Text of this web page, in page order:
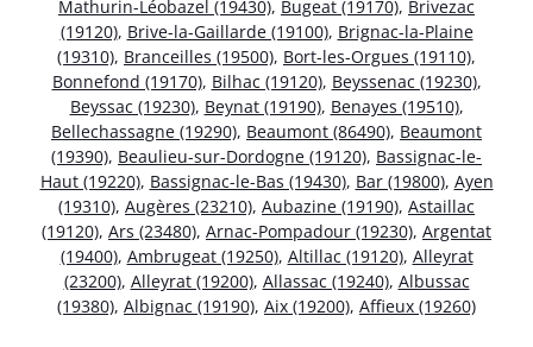
Mathurin-Léobazel (19430), Bugeat (19170), Brivezac
(19120), Brive-la-Gaillarde (19100), Brignac-la-Plaine
(19310), Branceilles (19500), Bort-les-Orgues (19110),
Bonnefond (19170), Bilhac (19120), Beyssenac (19230),
Beyssac (19230), Beynat (19190), Benayes (19510),
Bellechassagne (19290), Beaumont (86490), Beaumont
(19390), Beaulieu-sur-Dordogne (19120), Bassignac-le-
Haut (19220), Bassignac-le-Bas (19430), Bar (19800), Ayen
(19310), Augères (23210), Aubazine (19190), Astaillac
(19120), Ars (23480), Arnac-Pompadour (19230), Argentat
(19400), Ambrugeat (19250), Altillac (19120), Alleyrat
(23200), Alleyrat (19200), Allassac (19240), Albussac
(19380), Albignac (19190), Aix (19200), Affieux (19260)